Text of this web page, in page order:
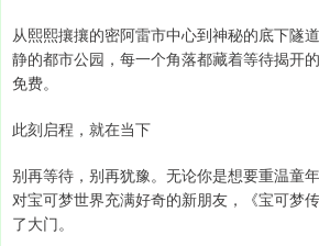
从熙熙攘攘的密阿雷市中心到神秘的底下隧
静的都市公园，每一个角落都藏着等待揭开
免费。
此刻启程，就在当下
别再等待，别再犹豫。无论你是想要重温童
对宝可梦世界充满好奇的新朋友，《宝可梦
了大门。